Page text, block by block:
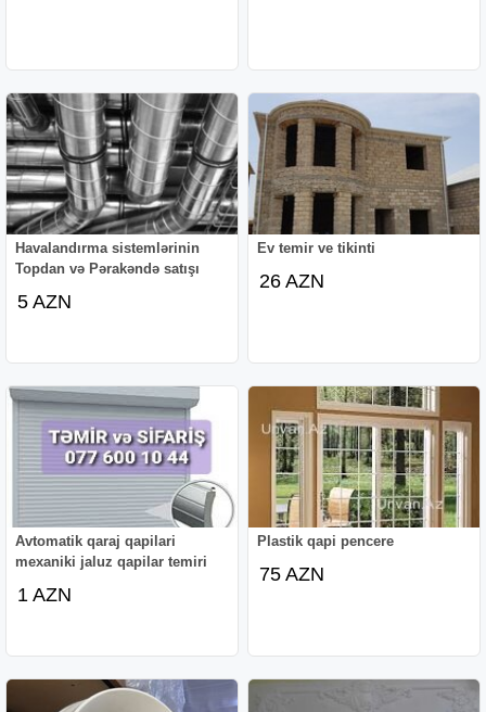
Havalandırma sistemlərinin
Topdan və Pərakəndə satışı
5 AZN
Ev temir ve tikinti
26 AZN
Avtomatik qaraj qapilari
mexaniki jaluz qapilar temiri
1 AZN
Plastik qapi pencere
75 AZN